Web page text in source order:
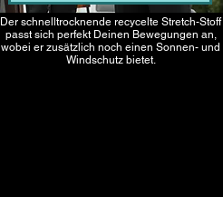
Der schnelltrocknende recycelte Stretch-Stoff
passt sich perfekt Deinen Bewegungen an,
wobei er zusätzlich noch einen Sonnen- und
Windschutz bietet.